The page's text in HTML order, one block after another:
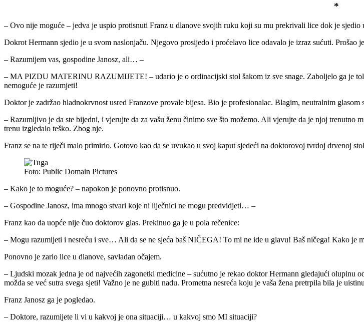
*
– Ovo nije moguće – jedva je uspio protisnuti Franz u dlanove svojih ruku koji su mu prekrivali lice dok je
Dokrot Hermann sjedio je u svom naslonjaču. Njegovo prosijedo i proćelavo lice odavalo je izraz sućuti. Prošao
– Razumijem vas, gospodine Janosz, ali… –
– MA PIZDU MATERINU RAZUMIJETE! – udario je o ordinacijski stol šakom iz sve snage. Zaboljelo ga je
nemoguće je razumjeti!
Doktor je zadržao hladnokrvnost usred Franzove provale bijesa. Bio je profesionalac. Blagim, neutralnim glasom
– Razumljivo je da ste bijedni, i vjerujte da za vašu ženu činimo sve što možemo. Ali vjerujte da je njoj
trenu izgledalo teško. Zbog nje.
Franz se na te riječi malo primirio. Gotovo kao da se uvukao u svoj kaput sjedeći na doktorovoj tvrdoj drvenoj
Foto: Public Domain Pictures
– Kako je to moguće? – napokon je ponovno protisnuo.
– Gospodine Janosz, ima mnogo stvari koje ni liječnici ne mogu predvidjeti… –
Franz kao da uopće nije čuo doktorov glas. Prekinuo ga je u pola rečenice:
– Mogu razumijeti i nesreću i sve… Ali da se ne sjeća baš NIČEGA! To mi ne ide u glavu! Baš ničega! Kako je
Ponovno je zario lice u dlanove, savladan očajem.
– Ljudski mozak jedna je od najvećih zagonetki medicine – sućutno je rekao doktor Hermann gledajući
možda se već sutra svega sjeti! Važno je ne gubiti nadu. Prometna nesreća koju je vaša žena pretrpila bila je
Franz Janosz ga je pogledao.
– Doktore, razumijete li vi u kakvoj je ona situaciji… u kakvoj smo MI situaciji?